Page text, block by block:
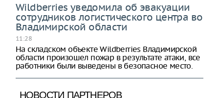
Wildberries уведомила об эвакуации
сотрудников логистического центра во
Владимирской области
11:28
На складском объекте Wildberries Владимирской
области произошел пожар в результате атаки, все
работники были выведены в безопасное место.